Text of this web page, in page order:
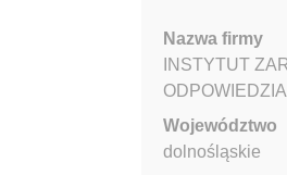
Nazwa firmy
INSTYTUT
Województwo
dolnośląskie